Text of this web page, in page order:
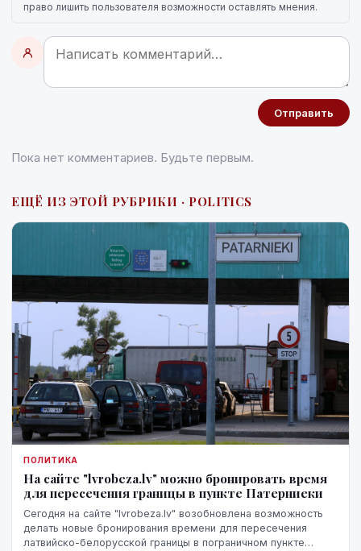
право лишить пользователя возможности оставлять мнения.
Отправить
Пока нет комментариев. Будьте первым.
ЕЩЁ ИЗ ЭТОЙ РУБРИКИ · POLITICS
ПОЛИТИКА
На сайте "lvrobeza.lv" можно бронировать время
для пересечения границы в пункте Патерниеки
Сегодня на сайте "lvrobeza.lv" возобновлена возможность
делать новые бронирования времени для пересечения
латвийско-белорусской границы в пограничном пункте